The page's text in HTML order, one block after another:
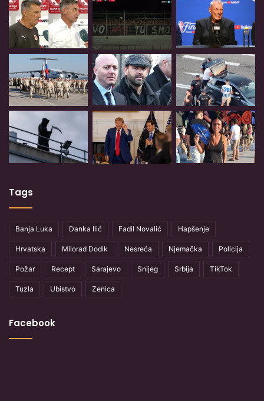
Tags
Banja Luka Danka Ilić Fadil Novalić Hapšenje
Hrvatska Milorad Dodik Nesreća Njemačka Policija
Požar Recept Sarajevo Snijeg Srbija TikTok
Tuzla Ubistvo Zenica
Facebook